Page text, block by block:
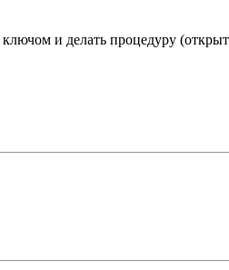
и делать процедуру